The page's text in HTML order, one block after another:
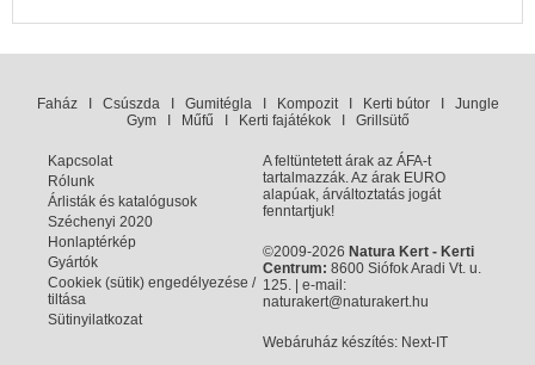
FaházI CsúszdaI GumitéglaI KompozitI Kerti bútorI Jungle
GymI Műfű Kerti fajátékokI Grillsütő
Kapcsolat
Rólunk
Árlisták és katalógusok
Széchenyi 2020
Honlaptérkép
Gyártók
Cookiek (sütik) engedélyezése /
tiltása
Sütinyilatkozat
A feltüntetett árak az ÁFA-t
tartalmazzák. Az árak EURO
alapúak, árváltoztatás jogát
fenntartjuk!
©2009-2026 Natura Kert - Kerti
Centrum: 8600 Siófok Aradi Vt. u.
125. | e-mail:
naturakert@naturakert.hu
Webáruház készítés: Next-IT